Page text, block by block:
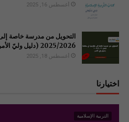
أغسطس 16, 2025
التحويل من مدرسة خاصة
2025/2026 (دليل وليّ الأمر)
أغسطس 18, 2025
اختيارنا
التربية الإسلامية